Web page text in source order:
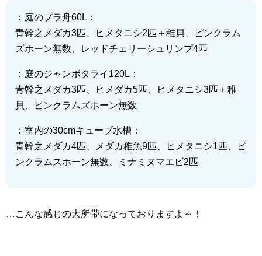
：庭のプラ舟60L：
青幹之メダカ3匹、ヒメタニシ2匹＋稚貝、ピンクラム
ズホーン無数、レッドチェリーシュリンプ4匹
：庭のジャンボタライ120L：
青幹之メダカ3匹、ヒメダカ5匹、ヒメタニシ3匹＋稚
貝、ピンクラムズホーン無数
：室内の30cmキューブ水槽：
青幹之メダカ4匹、メダカ稚魚9匹、ヒメタニシ1匹、ピ
ンクラムスホーン無数、ミナミヌマエビ2匹
…こんな感じの大所帯になっておりますよ～！